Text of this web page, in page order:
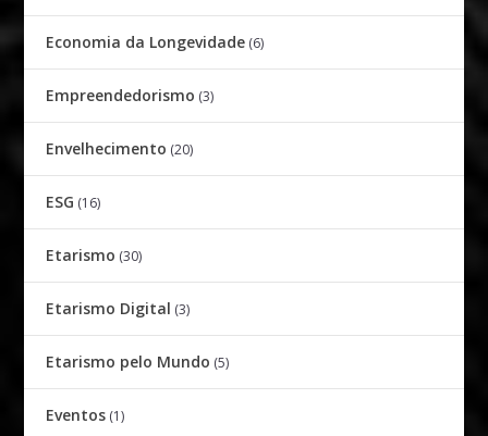
Economia da Longevidade (6)
Empreendedorismo (3)
Envelhecimento (20)
ESG (16)
Etarismo (30)
Etarismo Digital (3)
Etarismo pelo Mundo (5)
Eventos (1)